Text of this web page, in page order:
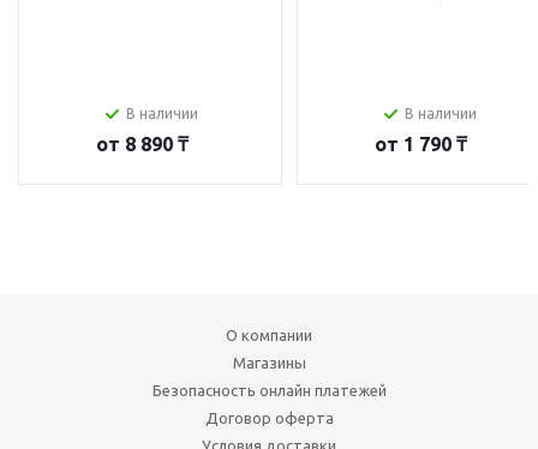
В наличии
от 8 890 ₸
В наличии
от 1 790 ₸
О компании
Магазины
Безопасность онлайн платежей
Договор оферта
Условия доставки